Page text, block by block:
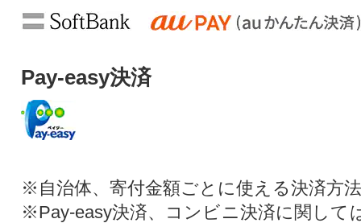
Pay-easy決済
※自治体、寄付金額ごとに使える決済方
※Pay-easy決済、コンビニ決済に関して